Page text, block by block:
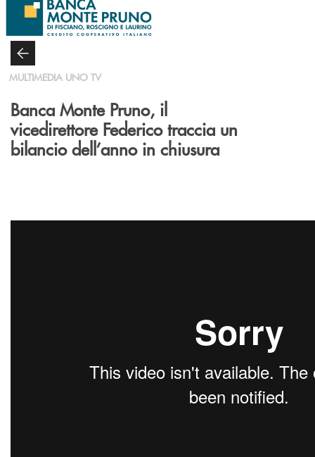
Salta al contenuto principale
MULTIMEDIA UNO TV
Banca Monte Pruno, il
vicedirettore Federico traccia un
bilancio dell’anno in chiusura